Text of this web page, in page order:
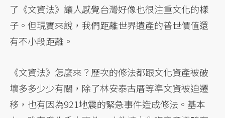
了《文資法》讓人感覺台灣好像也很注重文化的樣
子。但現實來說，我們距離世界遺產的普世價值還
有不小段距離。
《文資法》怎麼來？歷次的修法都跟文化資產被破
壞多多少少有關，除了林安泰古厝等準文資被迫遷
移，也有因為921地震的緊急事件造成修法。基本